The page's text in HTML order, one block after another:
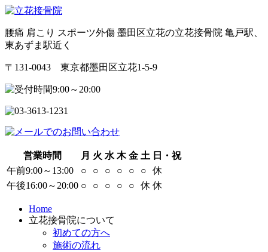
腰痛 肩こり スポーツ外傷 墨田区立花の立花接骨院 亀戸駅、
東あずま駅近く
〒131-0043 東京都墨田区立花1-5-9
営業時間 月 火 水 木 金 土 日・祝
午前9:00～13:00
○ ○ ○ ○ ○ ○
休
午後16:00～20:00 ○ ○ ○ ○ ○ 休 休
Home
立花接骨院について
初めての方へ
施術の流れ